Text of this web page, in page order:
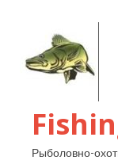
Рыболовно-